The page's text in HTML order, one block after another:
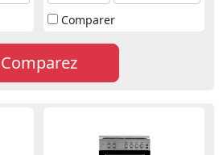
Comparer
Comparez